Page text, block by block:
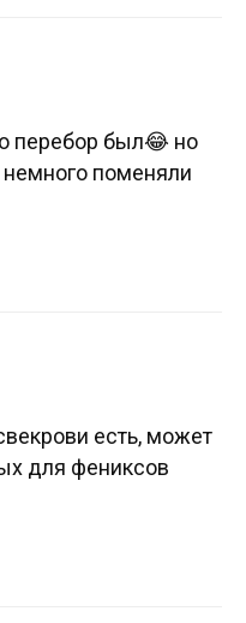
перебор был😂 но
немного поменяли
есть, может
для фениксов